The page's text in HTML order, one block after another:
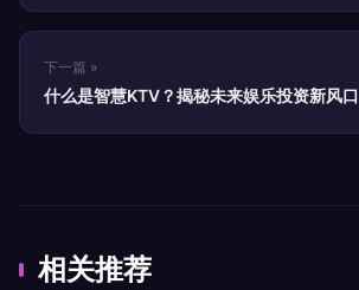
下一篇 »
什么是智慧KTV？揭秘未来娱乐投资新风口
相关推荐